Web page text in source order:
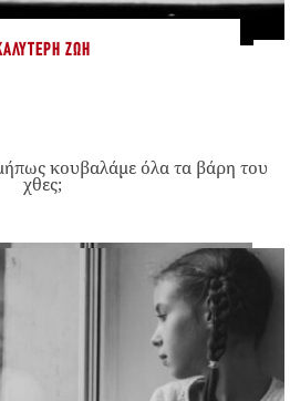
ΖΩΉ
κουβαλάμε όλα τα βάρη του
χθες;